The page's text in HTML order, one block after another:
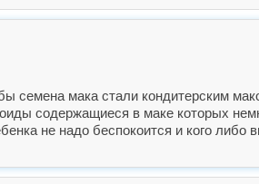
семена мака стали кондитерским
содержащиеся в маке которых
не надо беспокоится и кого либо